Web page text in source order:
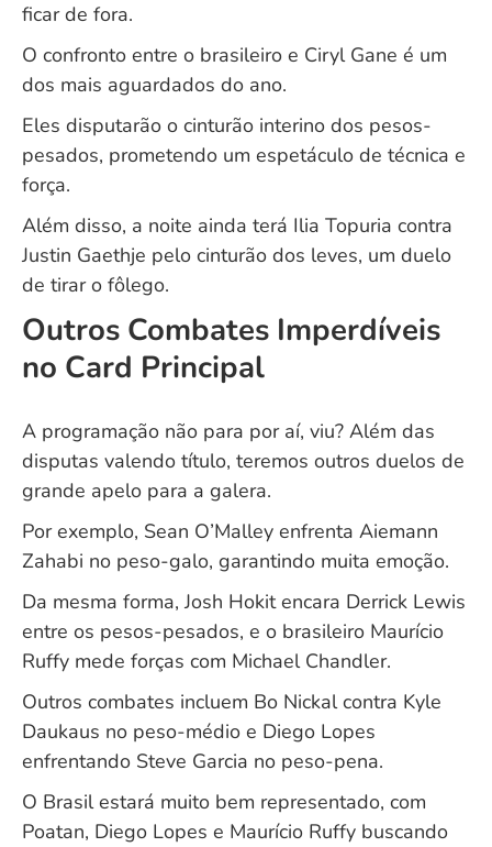
ficar de fora.
O confronto entre o brasileiro e Ciryl Gane é um
dos mais aguardados do ano.
Eles disputarão o cinturão interino dos pesos-
pesados, prometendo um espetáculo de técnica e
força.
Além disso, a noite ainda terá Ilia Topuria contra
Justin Gaethje pelo cinturão dos leves, um duelo
de tirar o fôlego.
Outros Combates Imperdíveis
no Card Principal
A programação não para por aí, viu? Além das
disputas valendo título, teremos outros duelos de
grande apelo para a galera.
Por exemplo, Sean O’Malley enfrenta Aiemann
Zahabi no peso-galo, garantindo muita emoção.
Da mesma forma, Josh Hokit encara Derrick Lewis
entre os pesos-pesados, e o brasileiro Maurício
Ruffy mede forças com Michael Chandler.
Outros combates incluem Bo Nickal contra Kyle
Daukaus no peso-médio e Diego Lopes
enfrentando Steve Garcia no peso-pena.
O Brasil estará muito bem representado, com
Poatan, Diego Lopes e Maurício Ruffy buscando